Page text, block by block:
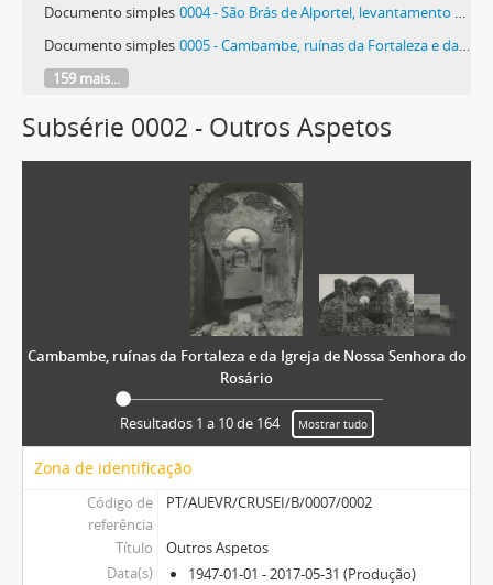
Documento simples 0004 - São Brás de Alportel, levantamento cultural Setembro 1988
Documento simples 0005 - Cambambe, ruínas da Fortaleza e da Igreja de Nossa Senhora do Rosário
159 mais...
Subsérie 0002 - Outros Aspetos
Cambambe, ruínas da Fortaleza e da Igreja de Nossa Senhora do
Rosário
Resultados 1 a 10 de 164 Mostrar tudo
Zona de identificação
Código de
referência
PT/AUEVR/CRUSEI/B/0007/0002
Título
Outros Aspetos
Data(s)
1947-01-01 - 2017-05-31 (Produção)